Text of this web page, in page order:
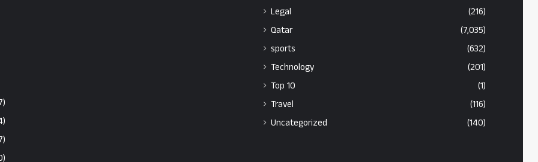
Legal
(216)
Qatar
(7,035)
sports
(632)
Technology
(201)
Top 10
(1)
Travel
(116)
Uncategorized
(140)